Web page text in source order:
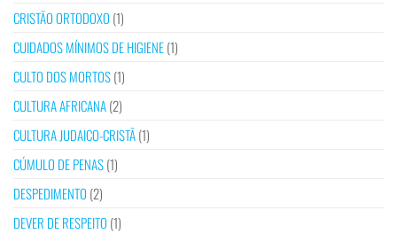
CRISTÃO ORTODOXO (1)
CUIDADOS MÍNIMOS DE HIGIENE(1)
CULTO DOS MORTOS(1)
CULTURA AFRICANA(2)
CULTURA JUDAICO-CRISTÃ(1)
CÚMULO DE PENAS(1)
DESPEDIMENTO (2)
DEVER DE RESPEITO (1)